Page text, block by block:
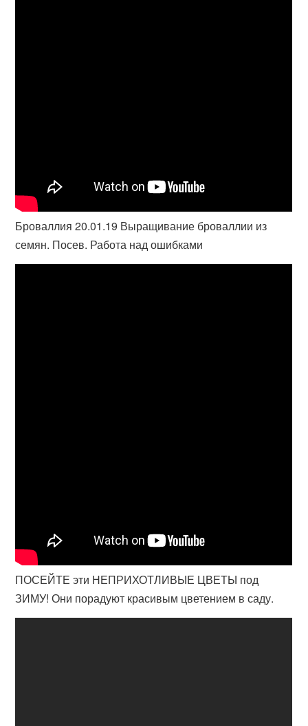
Броваллия 20.01.19 Выращивание броваллии из
семян. Посев. Работа над ошибками
ПОСЕЙТЕ эти НЕПРИХОТЛИВЫЕ ЦВЕТЫ под
ЗИМУ! Они порадуют красивым цветением в саду.